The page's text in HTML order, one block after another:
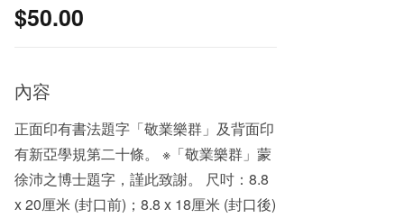
$50.00
內容
正面印有書法題字「敬業樂群」及背面印
有新亞學規第二十條。 ※「敬業樂群」蒙
徐沛之博士題字，謹此致謝。 尺吋：8.8
x 20厘米 (封口前)；8.8 x 18厘米 (封口後)